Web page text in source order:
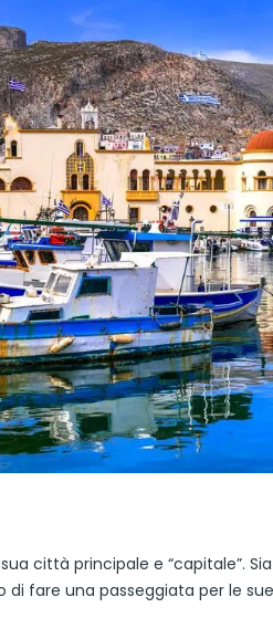
sua città principale e “capitale”.
di fare una passeggiata per le